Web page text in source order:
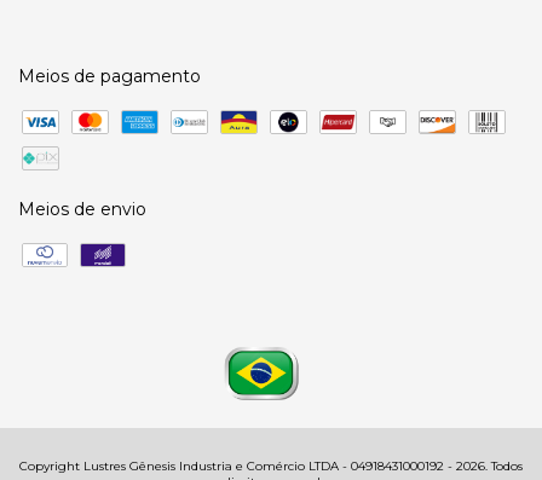
Meios de pagamento
Meios de envio
Copyright Lustres Gênesis Industria e Comércio LTDA - 04918431000192 - 2026. Todos